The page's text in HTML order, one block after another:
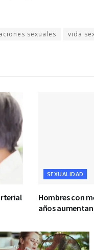
sexuales vida
SEXUALIDAD
Hombres con
años